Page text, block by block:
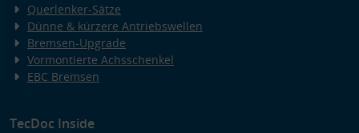
Querlenker-Sätze
Dünne & kürzere Antriebswellen
Bremsen-Upgrade
Vormontierte Achsschenkel
EBC Bremsen
TecDoc Inside